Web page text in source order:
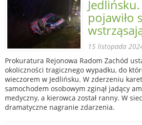
pojawiło
15 listopada
Prokuratura Rejonowa Radom Zachód
okoliczności tragicznego wypadku, do
wieczorem w Jedlińsku. W zderzeniu
samochodem osobowym zginął jadący
medyczny, a kierowca został ranny. W
dramatyczne nagranie zdarzenia.